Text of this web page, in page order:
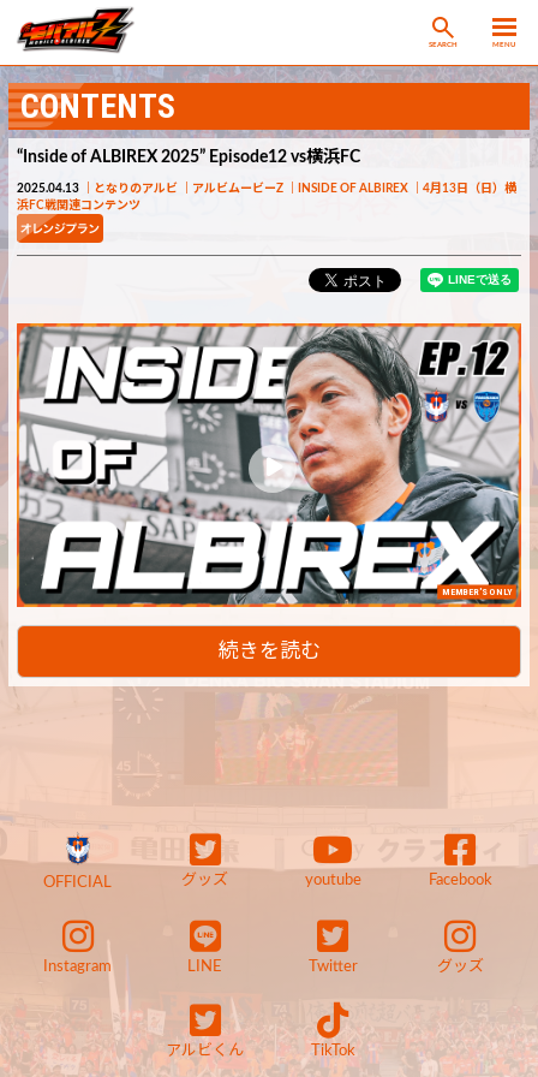
SEARCH MENU
CONTENTS
“Inside of ALBIREX 2025” Episode12 vs横浜FC
2025.04.13 となりのアルビ アルビムービーZ INSIDE OF ALBIREX
4月13日（日）横
浜FC戦関連コンテンツ
MEMBER'S ONLY
続きを読む
OFFICIAL グッズ youtube Facebook
Instagram LINE Twitter グッズ
アルビくん TikTok